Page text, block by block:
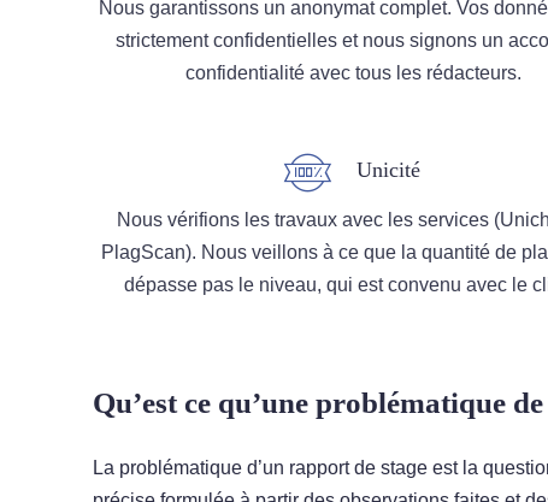
Nous garantissons un anonymat complet. Vos
strictement confidentielles et nous signons un
confidentialité avec tous les rédacteurs.
Unicité
Nous vérifions les travaux avec les services
PlagScan). Nous veillons à ce que la quantité de
dépasse pas le niveau, qui est convenu avec le
Qu’est ce qu’une problématique
La problématique d’un rapport de stage est la